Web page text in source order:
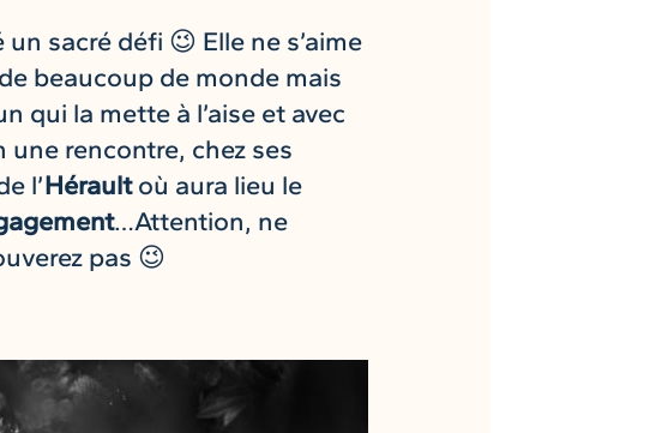
un sacré défi 😉 Elle ne s’aime
beaucoup de monde mais
qui la mette à l’aise et avec
rencontre, chez ses
l’Héraultoù aura lieu le
…Attention, ne
pas 😉